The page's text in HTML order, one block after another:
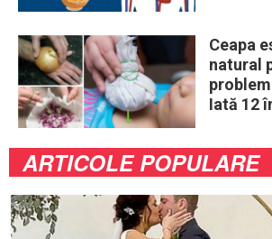
Ceapa
natural
Iată 12
ARTICOLE POPULARE